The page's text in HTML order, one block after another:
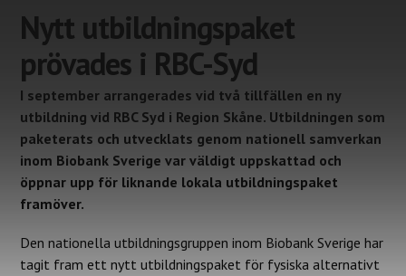
Nytt utbildningspaket
prövades i RBC-Syd
I september arrangerades vid två tillfällen en ny
utbildning vid RBC Syd i Region Skåne. Utbildningen som
paketerats och utvecklats genom nationell samverkan
inom Biobank Sverige var väldigt uppskattad och
öppnar upp för liknande lokala utbildningspaket
framöver.
Den nationella utbildningsgruppen inom Biobank Sverige har
tagit fram ett nytt utbildningspaket för fysiska alternativt